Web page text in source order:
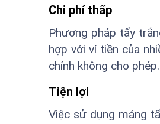
Chi phí thấp
Phương pháp tẩy
hợp với ví tiền của
chính không cho
Tiện lợi
Việc sử dụng máng